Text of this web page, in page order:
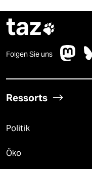
taz
Folgen Sie uns
Ressorts
Politik
Öko